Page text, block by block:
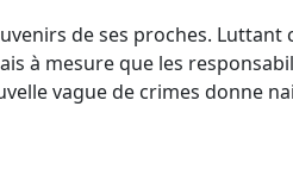
de ses proches.
à mesure que les
vague de crimes donne